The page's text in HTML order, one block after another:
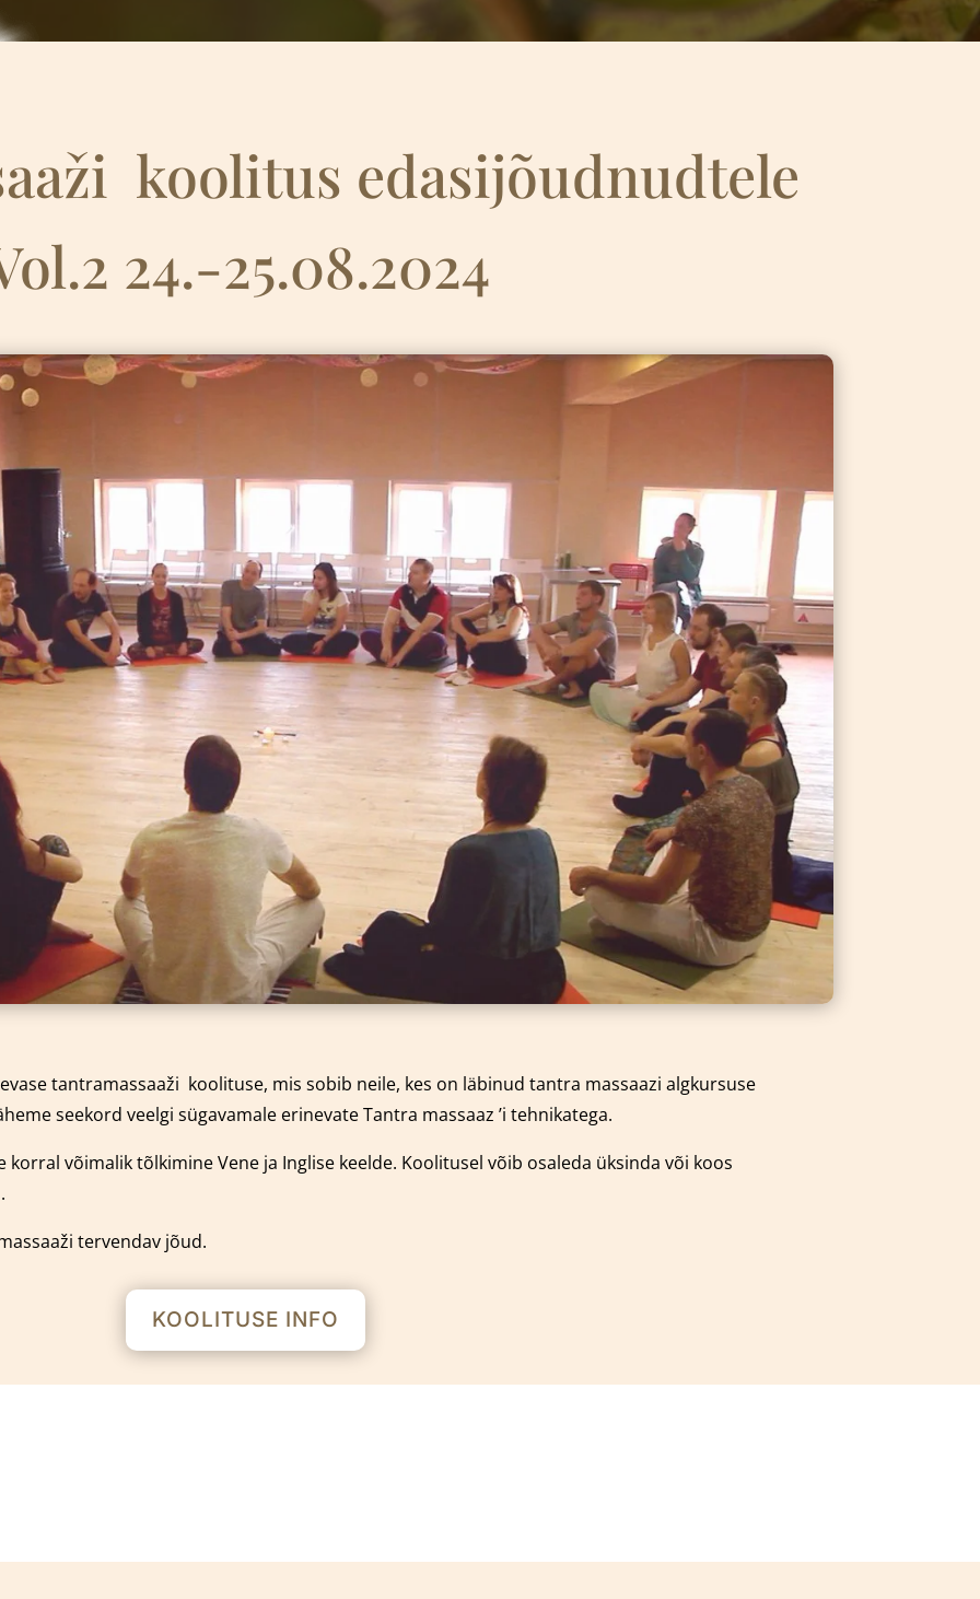
koolitus edasijõudnudtele
24.-25.08.2024
tantramassaaži koolituse, mis sobib neile, kes on läbinud tantra massaazi algkursuse
seekord veelgi sügavamale erinevate Tantra massaaz ’i tehnikatega.
võimalik tõlkimine Vene ja Inglise keelde. Koolitusel võib osaleda üksinda või koos
tervendav jõud.
KOOLITUSE INFO